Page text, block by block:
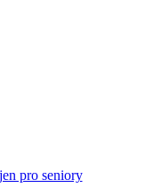
pro seniory